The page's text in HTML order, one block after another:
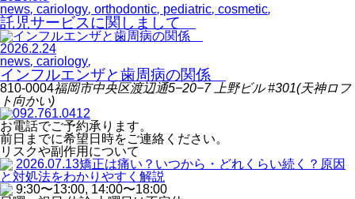
news, cariology, orthodontic, pediatric, cosmetic,
託児サービスに関しまして
2026.2.24
news, cariology,
インフルエンザと歯周病の関係
810-0004福岡市中央区渡辺通5−20−7上野ビル#301(天神ロフ
ト向かい)
092.761.0412
お電話でご予約承ります。
前日までに希望日時をご連絡ください。
リスクや副作用について
2026.07.13矯正は痛い？いつから・どれくらい続く？原因
と対処法をわかりやすく解説
9:30〜13:00, 14:00〜18:00